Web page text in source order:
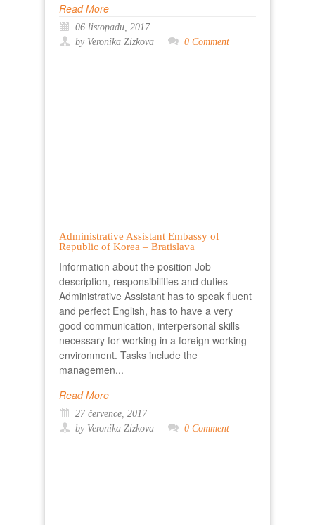
Read More
06 listopadu, 2017
by Veronika Zizkova
0 Comment
Administrative Assistant Embassy of
Republic of Korea – Bratislava
Information about the position Job
description, responsibilities and duties
Administrative Assistant has to speak fluent
and perfect English, has to have a very
good communication, interpersonal skills
necessary for working in a foreign working
environment. Tasks include the
managemen...
Read More
27 července, 2017
by Veronika Zizkova
0 Comment